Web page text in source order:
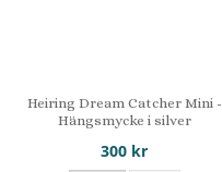
Heiring Dream Catcher Mini -
Hängsmycke i silver
300 kr